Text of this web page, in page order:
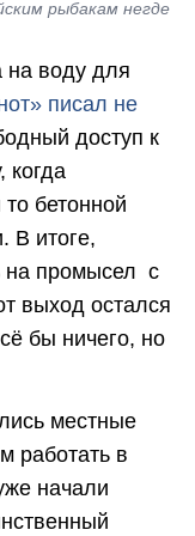
рыбакам негде
на воду для
писал не
доступ к
когда
бетонной
В итоге,
на промысел с
выход остался
бы ничего, но
местные
работать в
начали